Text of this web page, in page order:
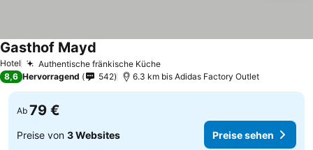
Hotel Authentische fränkische KüchePreise sehen
Gasthof Mayd
8,6 Hervorragend 542 6.3 km bis Adidas Factory Outlet
Ab 79 €
Preise von 3 Websites Preise sehen